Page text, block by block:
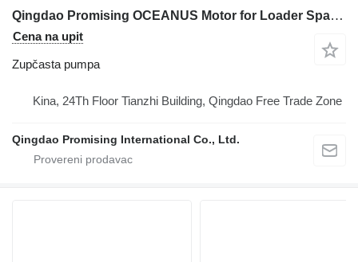
Qingdao Promising OCEANUS Motor for Loader Spare Parts zupčasta pumpa za EVERUN Loader, HZM Loader, WOLF Loader, CASER Loader, FLAND Loader, TRANER Wheel Loader, SOCMA Loader prednjeg utovarivača
Cena na upit
Zupčasta pumpa
Kina, 24Th Floor Tianzhi Building, Qingdao Free Trade Zone
Qingdao Promising International Co., Ltd.